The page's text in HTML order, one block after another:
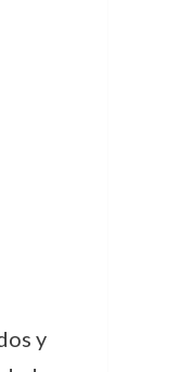
y